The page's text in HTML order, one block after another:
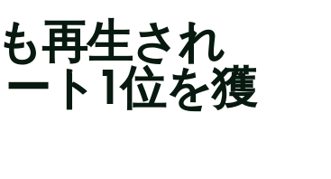
再生され
ト1位を獲